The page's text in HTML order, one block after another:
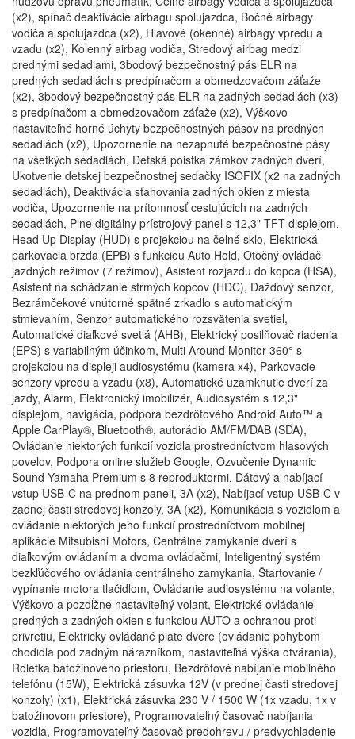
(x2), spínač deaktivácie airbagu spolujazdca, Bočné airbagy
vodiča a spolujazdca (x2), Hlavové (okenné) airbagy vpredu a
vzadu (x2), Kolenný airbag vodiča, Stredový airbag medzi
prednými sedadlami, 3bodový bezpečnostný pás ELR na
predných sedadlách s predpínačom a obmedzovačom záťaže
(x2), 3bodový bezpečnostný pás ELR na zadných sedadlách (x3)
s predpínačom a obmedzovačom záťaže (x2), Výškovo
nastaviteľné horné úchyty bezpečnostných pásov na predných
sedadlách (x2), Upozornenie na nezapnuté bezpečnostné pásy
na všetkých sedadlách, Detská poistka zámkov zadných dverí,
Ukotvenie detskej bezpečnostnej sedačky ISOFIX (x2 na zadných
sedadlách), Deaktivácia sťahovania zadných okien z miesta
vodiča, Upozornenie na prítomnosť cestujúcich na zadných
sedadlách, Plne digitálny prístrojový panel s 12,3" TFT displejom,
Head Up Display (HUD) s projekciou na čelné sklo, Elektrická
parkovacia brzda (EPB) s funkciou Auto Hold, Otočný ovládač
jazdných režimov (7 režimov), Asistent rozjazdu do kopca (HSA),
Asistent na schádzanie strmých kopcov (HDC), Dažďový senzor,
Bezrámčekové vnútorné spätné zrkadlo s automatickým
stmievaním, Senzor automatického rozsvätenia svetiel,
Automatické diaľkové svetlá (AHB), Elektrický posilňovač riadenia
(EPS) s variabilným účinkom, Multi Around Monitor 360° s
projekciou na displeji audiosystému (kamera x4), Parkovacie
senzory vpredu a vzadu (x8), Automatické uzamknutie dverí za
jazdy, Alarm, Elektronický imobilizér, Audiosystém s 12,3"
displejom, navigácia, podpora bezdrôtového Android Auto™ a
Apple CarPlay®, Bluetooth®, autorádio AM/FM/DAB (SDA),
Ovládanie niektorých funkcií vozidla prostredníctvom hlasových
povelov, Podpora online služieb Google, Ozvučenie Dynamic
Sound Yamaha Premium s 8 reproduktormi, Dátový a nabíjací
vstup USB-C na prednom paneli, 3A (x2), Nabíjací vstup USB-C v
zadnej časti stredovej konzoly, 3A (x2), Komunikácia s vozidlom a
ovládanie niektorých jeho funkcií prostredníctvom mobilnej
aplikácie Mitsubishi Motors, Centrálne zamykanie dverí s
diaľkovým ovládaním a dvoma ovládačmi, Inteligentný systém
bezkľúčového ovládania centrálneho zamykania, Štartovanie /
vypínanie motora tlačidlom, Ovládanie audiosystému na volante,
Výškovo a pozdĺžne nastaviteľný volant, Elektrické ovládanie
predných a zadných okien s funkciou AUTO a ochranou proti
privretiu, Elektricky ovládané piate dvere (ovládanie pohybom
chodidla pod zadným nárazníkom, nastaviteľná výška otvárania),
Roletka batožinového priestoru, Bezdrôtové nabíjanie mobilného
telefónu (15W), Elektrická zásuvka 12V (v prednej časti stredovej
konzoly) (x1), Elektrická zásuvka 230 V / 1500 W (1x vzadu, 1x v
batožinovom priestore), Programovateľný časovač nabíjania
vozidla, Programovateľný časovač predohrevu / predvychladenie